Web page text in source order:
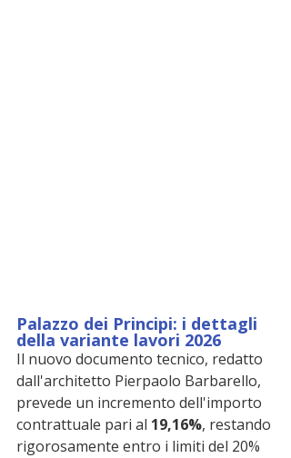
Palazzo dei Principi: i dettagli
della variante lavori 2026
Il nuovo documento tecnico, redatto
dall'architetto Pierpaolo Barbarello,
prevede un incremento dell'importo
contrattuale pari al 19,16%, restando
rigorosamente entro i limiti del 20%